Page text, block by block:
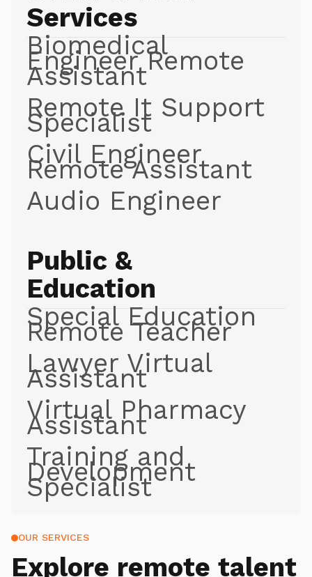
Services
Biomedical
Engineer Remote
Assistant
Remote It Support
Specialist
Civil Engineer
Remote Assistant
Audio Engineer
Public &
Education
Special Education
Remote Teacher
Lawyer Virtual
Assistant
Virtual Pharmacy
Assistant
Training and
Development
Specialist
OUR SERVICES
Explore remote talent